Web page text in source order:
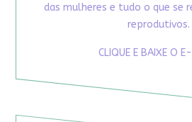
das mulheres e tudo o que se
reprodutivos.
CLIQUE E BAIXE O